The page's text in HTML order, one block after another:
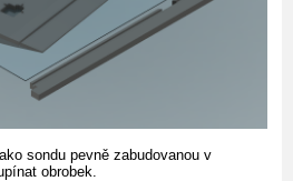
sondu pevně zabudovanou v
obrobek.